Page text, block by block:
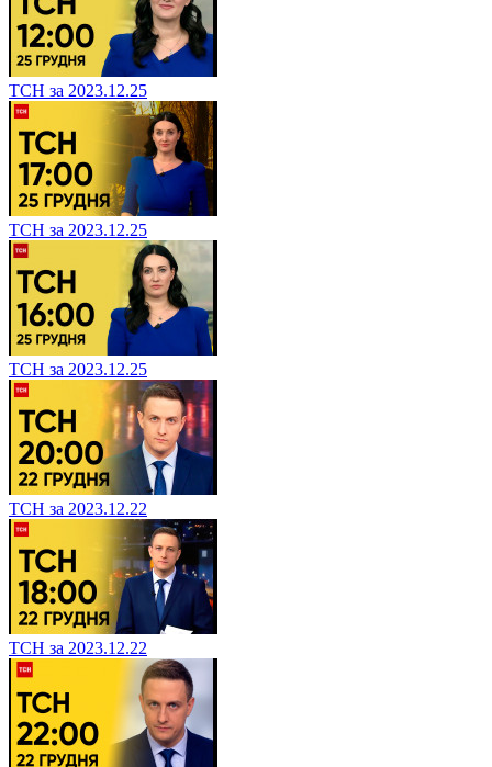
ТСН за 2023.12.25
ТСН за 2023.12.25
ТСН за 2023.12.25
ТСН за 2023.12.22
ТСН за 2023.12.22